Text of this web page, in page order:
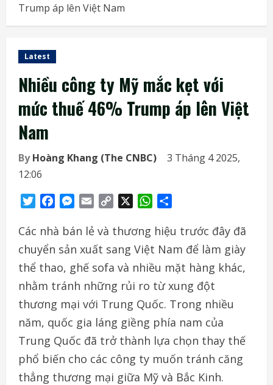
Trump áp lên Việt Nam
Latest
Nhiều công ty Mỹ mắc kẹt với
mức thuế 46% Trump áp lên Việt
Nam
ByHoàng Khang (The CNBC)
3 Tháng 4 2025,
12:06
TwitterFacebookMessenger
Email
Copy
WhatsApp
Các nhà bán lẻ và thương hiệu trước đây đã
chuyển sản xuất sang Việt Nam để làm giày
thể thao, ghế sofa và nhiều mặt hàng khác,
nhằm tránh những rủi ro từ xung đột
thương mại với Trung Quốc. Trong nhiều
năm, quốc gia láng giềng phía nam của
Trung Quốc đã trở thành lựa chọn thay thế
phổ biến cho các công ty muốn tránh căng
thẳng thương mại giữa Mỹ và Bắc Kinh.